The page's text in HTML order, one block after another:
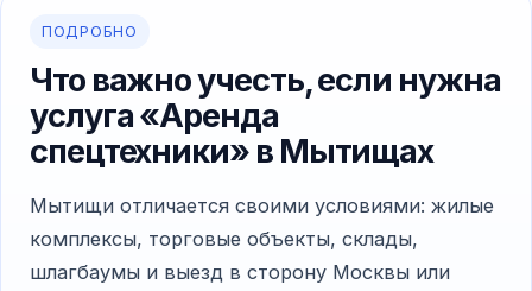
ПОДРОБНО
Что важно учесть, если нужна
услуга «Аренда
спецтехники» в Мытищах
Мытищи отличается своими условиями: жилые
комплексы, торговые объекты, склады,
шлагбаумы и выезд в сторону Москвы или